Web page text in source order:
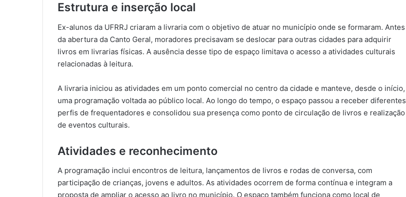
Estrutura e inserção local
Ex-alunos da UFRRJ criaram a livraria com o objetivo de atuar no município onde se formaram. Antes
da abertura da Canto Geral, moradores precisavam se deslocar para outras cidades para adquirir
livros em livrarias físicas. A ausência desse tipo de espaço limitava o acesso a atividades culturais
relacionadas à leitura.
A livraria iniciou as atividades em um ponto comercial no centro da cidade e manteve, desde o início,
uma programação voltada ao público local. Ao longo do tempo, o espaço passou a receber diferentes
perfis de frequentadores e consolidou sua presença como ponto de circulação de livros e realização
de eventos culturais.
Atividades e reconhecimento
A programação inclui encontros de leitura, lançamentos de livros e rodas de conversa, com
participação de crianças, jovens e adultos. As atividades ocorrem de forma contínua e integram a
proposta de ampliar o acesso ao livro no município. O espaço também funciona como local de